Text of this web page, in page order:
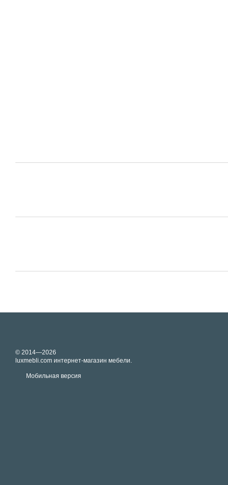
© 2014—2026
luxmebli.com интернет-магазин мебели.
Мобильная версия